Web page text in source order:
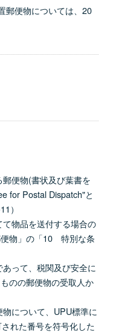
郵便物については、20
便物(書状及び葉書を
for Postal Dispatch"と
）
物品を送付する場合の
物」の「10 特別な条
って、税関及び安全に
のの郵便物の受取人か
について、UPU標準に
れた番号を符号化した